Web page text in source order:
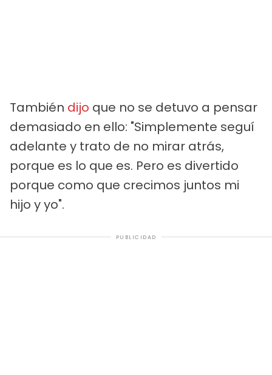
También dijo que no se detuvo a pensar
demasiado en ello: "Simplemente seguí
adelante y trato de no mirar atrás,
porque es lo que es. Pero es divertido
porque como que crecimos juntos mi
hijo y yo".
PUBLICIDAD